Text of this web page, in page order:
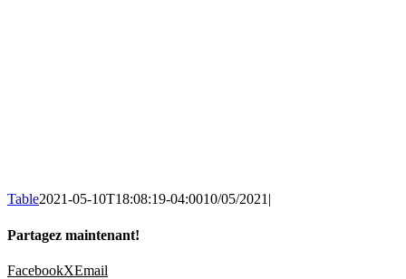
Table2021-05-10T18:08:19-04:0010/05/2021|
Partagez maintenant!
FacebookXEmail